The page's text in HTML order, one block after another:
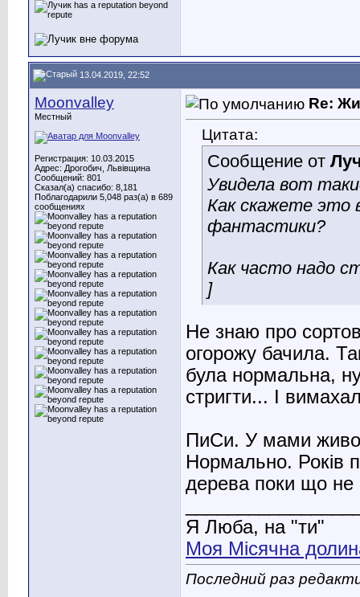
13.04.2019, 22:52
Moonvalley
Местный
Регистрация: 10.03.2015
Адрес: Дрогобич, Львівщина
Сообщений: 801
Сказал(а) спасибо: 8,181
Поблагодарили 5,048 раз(а) в 689
сообщениях
Re:
Цитата:
Сообщение от
Увидела вот
Как скажете это
фантастики?
Как часто надо
]
Не знаю про
огорожу бачила.
була нормальна,
стригти... І
ПиСи. У мами
Нормально. Років
дерева поки що не
Я Люба, на "ти"
Моя Місячна
Последний раз